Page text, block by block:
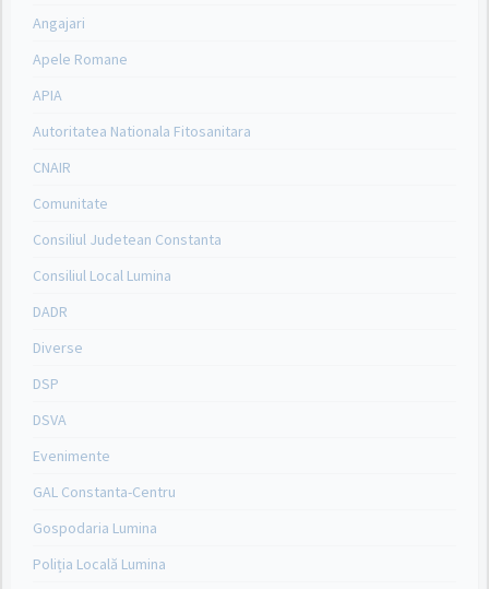
Angajari
Apele Romane
APIA
Autoritatea Nationala Fitosanitara
CNAIR
Comunitate
Consiliul Judetean Constanta
Consiliul Local Lumina
DADR
Diverse
DSP
DSVA
Evenimente
GAL Constanta-Centru
Gospodaria Lumina
Poliția Locală Lumina